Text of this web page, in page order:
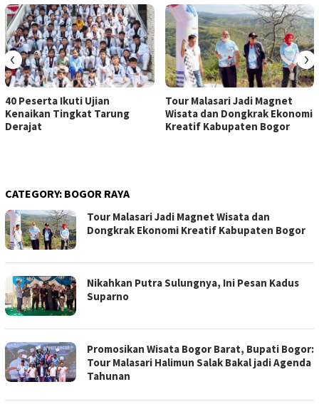
40 Peserta Ikuti Ujian
Kenaikan Tingkat Tarung
Derajat
Tour Malasari Jadi Magnet
Wisata dan Dongkrak Ekonomi
Kreatif Kabupaten Bogor
‹ ›
CATEGORY: BOGOR RAYA
Tour Malasari Jadi Magnet Wisata dan
Dongkrak Ekonomi Kreatif Kabupaten Bogor
Nikahkan Putra Sulungnya, Ini Pesan Kadus
Suparno
Promosikan Wisata Bogor Barat, Bupati Bogor:
Tour Malasari Halimun Salak Bakal jadi Agenda
Tahunan